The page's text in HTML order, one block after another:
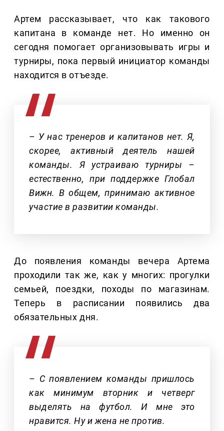
Артем рассказывает, что как такового
капитана в команде нет. Но именно он
сегодня помогает организовывать игры и
турниры, пока первый инициатор команды
находится в отъезде.
– У нас тренеров и капитанов нет. Я,
скорее, активный деятель нашей
команды. Я устраиваю турниры –
естественно, при поддержке Глобал
Вижн. В общем, принимаю активное
участие в развитии команды.
До появления команды вечера Артема
проходили так же, как у многих: прогулки
семьей, поездки, походы по магазинам.
Теперь в расписании появились два
обязательных дня.
– С появлением команды пришлось
как минимум вторник и четверг
выделять на футбол. И мне это
нравится. Ну и жена не против.